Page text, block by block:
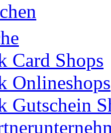
Card Shops
Onlineshops
Gutschein